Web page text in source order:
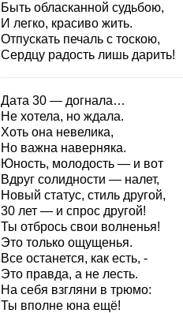
Быть обласканной судьбою,
И легко, красиво жить.
Отпускать печаль с тоскою,
Сердцу радость лишь дарить!
Дата 30 — догнала…
Не хотела, но ждала.
Хоть она невелика,
Но важна наверняка.
Юность, молодость — и вот
Вдруг солидности — налет,
Новый статус, стиль другой,
30 лет — и спрос другой!
Ты отбрось свои волненья!
Это только ощущенья.
Все останется, как есть, -
Это правда, а не лесть.
На себя взгляни в трюмо:
Ты вполне юна ещё!